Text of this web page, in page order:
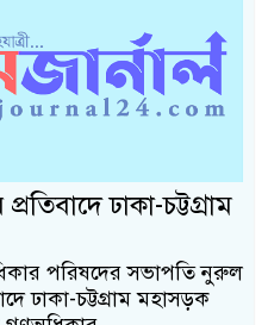
ঢাকা-চট্টগ্রাম
পরিষদের সভাপতি নুরুল
ঢাকা-চট্টগ্রাম মহাসড়ক